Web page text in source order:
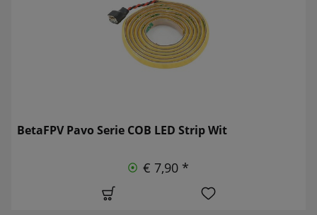
BetaFPV Pavo Serie COB LED Strip Wit
€ 7,90 *